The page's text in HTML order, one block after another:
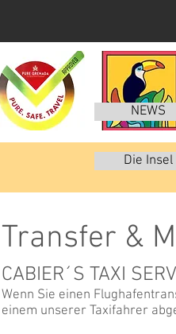
NEWS
Die Insel
Transfer &
CABIER´S TAXI
Wenn Sie einen
einem unserer Taxifahrer